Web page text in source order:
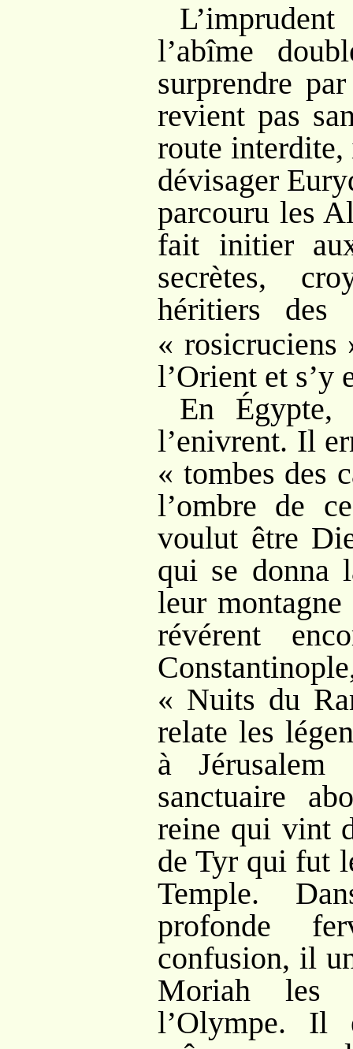
L’imprudent
l’abîme
surprendre
revient pas
route interdite,
dévisager
parcouru les
fait initier
secrètes,
héritiers des
« rosicruciens
l’Orient et s’y
En
l’enivrent. Il
« tombes des
l’ombre de
voulut être
qui se donna
leur
révérent
« Nuits du
relate les
à
sanctuaire
reine qui vint
de Tyr qui fut
Temple.
profonde
confusion, il
Moriah les
l’Olympe. Il